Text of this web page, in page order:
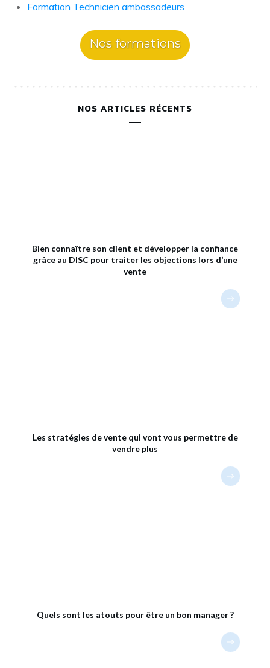
Formation Technicien ambassadeurs
Nos formations
NOS ARTICLES RÉCENTS
Bien connaître son client et développer la confiance
grâce au DISC pour traiter les objections lors d’une
vente
Les stratégies de vente qui vont vous permettre de
vendre plus
Quels sont les atouts pour être un bon manager ?